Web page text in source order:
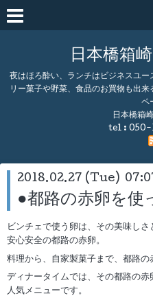
日本橋箱
夜はほろ酔い、ランチはビジネスユ
リー菓子や野菜、食品のお買物も出
ペ
日本橋箱
tel : 050-
2018.02.27 (Tue)
●都路の赤卵を使
ビンチェで使う卵は、その美味し
安心安全の都路の赤卵。
料理から、自家製菓子まで、都路の
ディナータイムでは、その都路の
人気メニューです。